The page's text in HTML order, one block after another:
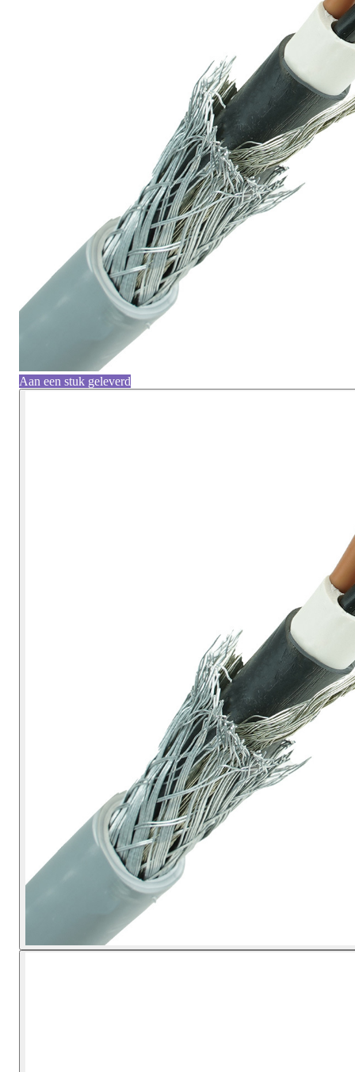
Aan een stuk geleverd